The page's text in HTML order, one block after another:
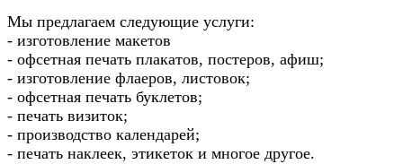
Мы предлагаем следующие услуги:
- изготовление макетов
- офсетная печать плакатов, постеров, афиш;
- изготовление флаеров, листовок;
- офсетная печать буклетов;
- печать визиток;
- производство календарей;
- печать наклеек, этикеток и многое другое.